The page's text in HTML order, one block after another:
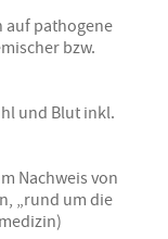
auf pathogene
bzw.
und Blut inkl.
Nachweis von
„rund um die